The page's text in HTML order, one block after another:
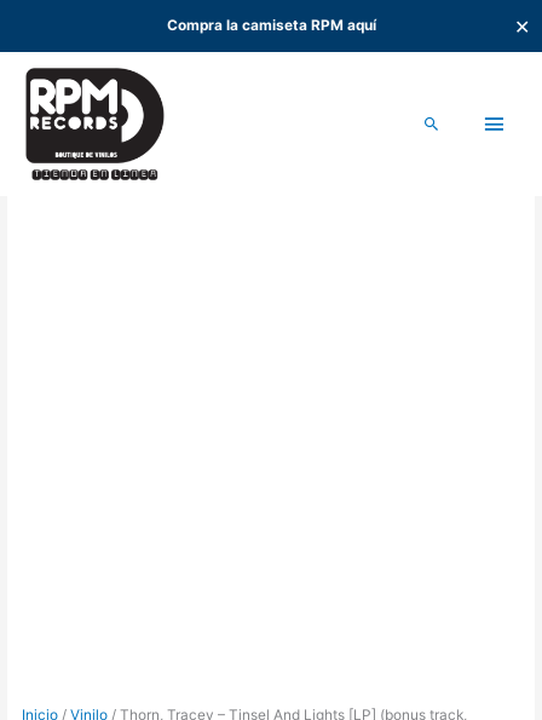
Compra la camiseta RPM aquí ✕
contenido
Buscar
Inicio /Vinilo / Thorn, Tracey – Tinsel And Lights [LP] (bonus track,